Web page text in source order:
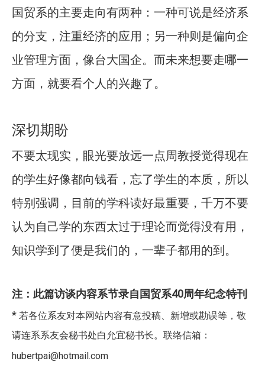
国贸系的主要走向有两种：一种可说是经济系
的分支，注重经济的应用；另一种则是偏向企
业管理方面，像台大国企。而未来想要走哪一
方面，就要看个人的兴趣了。
深切期盼
不要太现实，眼光要放远一点周教授觉得现在
的学生好像都向钱看，忘了学生的本质，所以
特别强调，目前的学科读好最重要，千万不要
认为自己学的东西太过于理论而觉得没有用，
知识学到了便是我们的，一辈子都用的到。
注：此篇访谈内容系节录自国贸系40周年纪念特刊
* 若各位系友对本网站内容有意投稿、新增或勘误等，敬
请连系系友会秘书处白允宜秘书长。联络信箱：
hubertpai@hotmail.com